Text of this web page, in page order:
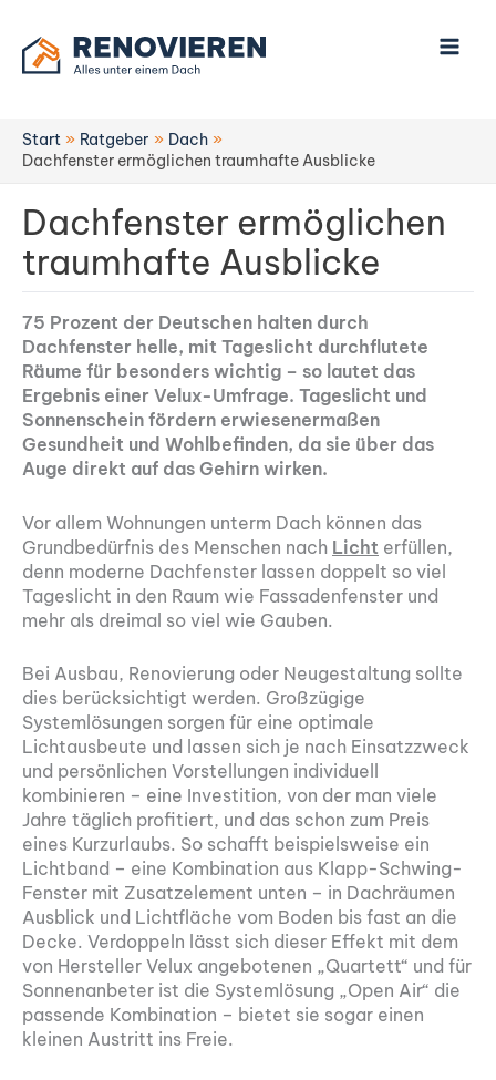
Inhalt
springen
Start Ratgeber
Dach
Dachfenster ermöglichen traumhafte Ausblicke
Dachfenster ermöglichen
traumhafte Ausblicke
75 Prozent der Deutschen halten durch
Dachfenster helle, mit Tageslicht durchflutete
Räume für besonders wichtig – so lautet das
Ergebnis einer Velux-Umfrage. Tageslicht und
Sonnenschein fördern erwiesenermaßen
Gesundheit und Wohlbefinden, da sie über das
Auge direkt auf das Gehirn wirken.
Vor allem Wohnungen unterm Dach können das
Grundbedürfnis des Menschen nach Licht erfüllen,
denn moderne Dachfenster lassen doppelt so viel
Tageslicht in den Raum wie Fassadenfenster und
mehr als dreimal so viel wie Gauben.
Bei Ausbau, Renovierung oder Neugestaltung sollte
dies berücksichtigt werden. Großzügige
Systemlösungen sorgen für eine optimale
Lichtausbeute und lassen sich je nach Einsatzzweck
und persönlichen Vorstellungen individuell
kombinieren – eine Investition, von der man viele
Jahre täglich profitiert, und das schon zum Preis
eines Kurzurlaubs. So schafft beispielsweise ein
Lichtband – eine Kombination aus Klapp-Schwing-
Fenster mit Zusatzelement unten – in Dachräumen
Ausblick und Lichtfläche vom Boden bis fast an die
Decke. Verdoppeln lässt sich dieser Effekt mit dem
von Hersteller Velux angebotenen „Quartett“ und für
Sonnenanbeter ist die Systemlösung „Open Air“ die
passende Kombination – bietet sie sogar einen
kleinen Austritt ins Freie.